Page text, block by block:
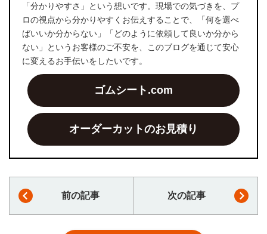
「分かりやすさ」という想いです。現場での気づきを、プ
ロの視点から分かりやすくお伝えすることで、「何を選べ
ばいいか分からない」「どのように依頼して良いか分から
ない」というお客様のご不安を、このブログを通じて安心
に変えるお手伝いをしたいです。
ゴムシート.com
オーダーカットのお見積り
前の記事 次の記事